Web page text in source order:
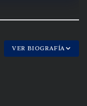
VER BIOGRAFÍA